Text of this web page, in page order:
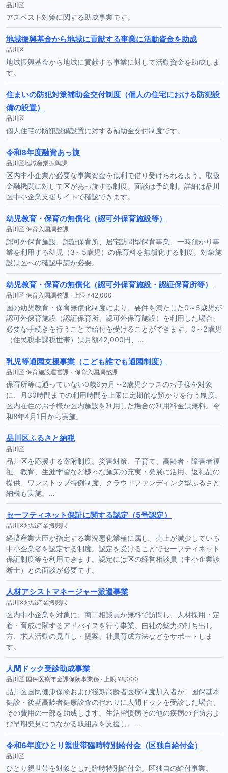
品川区
アスベスト対策に関する助成事業です。
地域振興基金から地域に貢献する事業に活動資金を助成
品川区
地域振興基金から地域に貢献する事業に対して活動資金を助成しま
す。
住まいの防犯対策補助金交付制度（個人の住宅における防犯設
備の設置）
品川区
個人住宅の防犯設備設置に対する補助金交付制度です。
令和8年度融資あっ旋
品川区地域産業振興課
区内中小企業が必要な事業資金を低利で借り受けられるよう、取扱
金融機関に対して区があっ旋する制度。面談は予約制。詳細は品川
区中小企業支援サイトで確認できます。
幼児教育・保育の無償化（認可外保育施設等）
品川区 保育入園調整課
認可外保育施設、認証保育所、居宅訪問型保育事業、一時預かり事
業を利用する幼児（3～5歳児）の保育料を無償化する制度。対象施
設は区への確認申請が必要。
幼児教育・保育の無償化（認可外保育施設・認証保育所等）
品川区 保育入園調整課 · 上限 ¥42,000
国の幼児教育・保育無償化制度により、要件を満たした0～5歳児が
認可外保育施設（認証保育所、認可外保育施設）を利用した場合、
必要な手続きを行うことで給付を受けることができます。0～2歳児
（住民税非課税世帯）は月額42,000円、…
乳児等通園支援事業（こども誰でも通園制度）
品川区 保育施設運営課・保育入園調整課
保育所等に通っていない0歳6カ月～2歳児クラスのお子様を対象
に、月30時間までの利用時間を上限に定期的な預かりを行う制度。
区内在住のお子様が区内施設を利用した場合の利用料金は無料。令
和8年4月1日から実施。
品川区ふるさと納税
品川区
品川区を応援する寄附制度。災害対策、子育て、高齢者・障害者福
祉、教育、生涯学習など様々な施策の充実・発展に活用。返礼品の
提供、ワンストップ特例制度、クラウドファンディング型ふるさと
納税も実施。…
セーフティネット保証に関する認定（5号認定）
品川区地域産業振興課
経済産業大臣が指定する業況悪化業種に属し、売上が減少している
中小企業者を認定する制度。認定を受けることでセーフティネット
保証制度等を利用できます。認定には区の経営相談員（中小企業診
断士）との面談が必要です。
人材アシストマネージャー派遣事業
品川区地域産業振興課
区内中小企業を対象に、商工相談員が無料で訪問し、人材採用・定
着・育成に関するアドバイスを行う事業。自社の魅力の打ち出し
方、求人活動の見直し・提案、社員育成方法などをサポートしま
す。
人間ドック受診助成事業
品川区 国保医療年金課保険事業係 · 上限 ¥8,000
品川区国民健康保険および後期高齢者医療制度加入者が、国保基本
健診・後期高齢者健康診査の代わりに人間ドックを受診した場合、
その費用の一部を助成します。生活習慣病その他の疾病の予防およ
び早期発見につながる取組みを支援し、…
令和6年度ひとり親世帯臨時特別給付金（区独自給付金）
品川区
ひとり親世帯を対象とした臨時特別給付金。区独自の給付事業。